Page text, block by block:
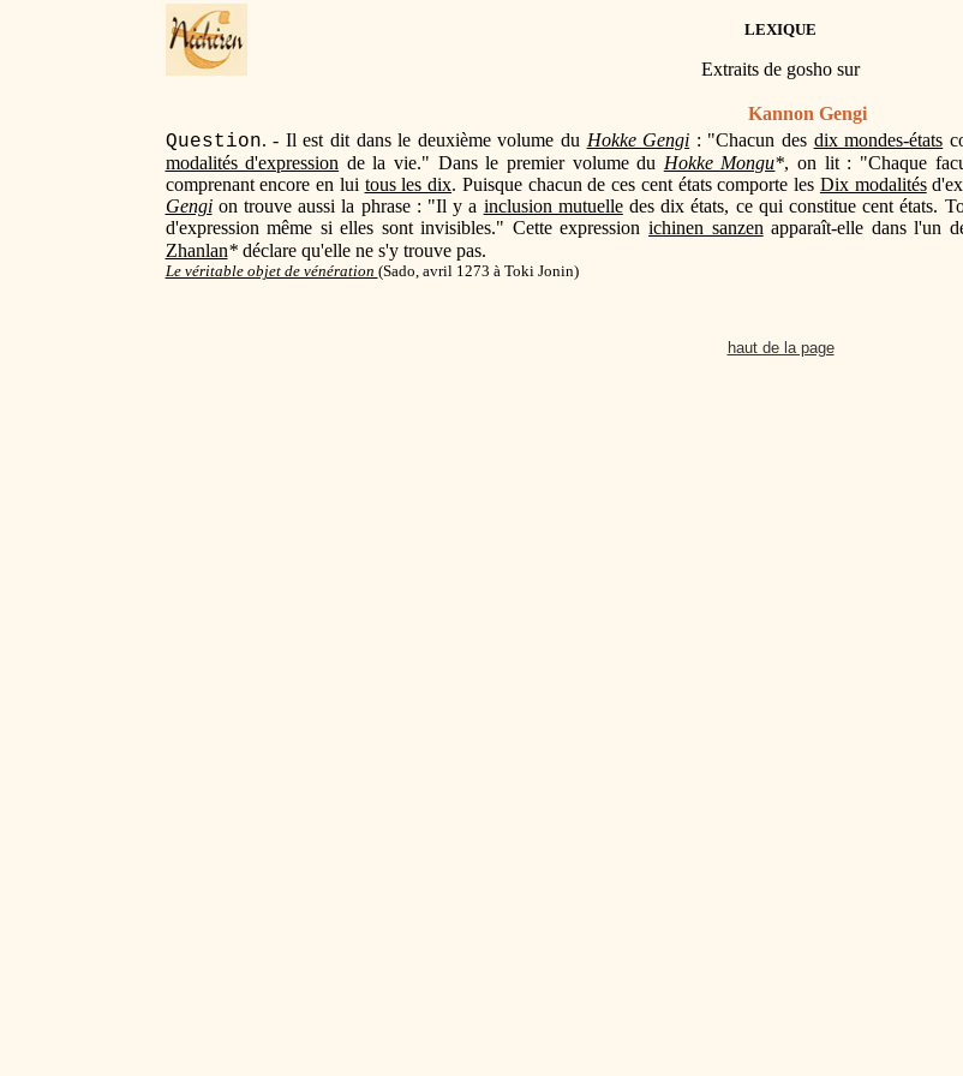
LEXIQUE
Extraits de gosho sur
Kannon Gengi
Question. - Il est dit dans le deuxième volume du Hokke Gengi : "Chacun des dix mondes-états
modalités d'expression de la vie." Dans le premier volume du Hokke Mongu*, on lit : "Chaque
comprenant encore en lui tous les dix. Puisque chacun de ces cent états comporte les Dix modalités
Gengion trouve aussi la phrase : "Il y a inclusion mutuelledes dix états, ce qui constitue cent états.
d'expression même si elles sont invisibles." Cette expressionichinen sanzen apparaît-elle dans l'un
Zhanlan*déclare qu'elle ne s'y trouve pas.
Le véritable objet de vénération (Sado, avril 1273 à Toki Jonin)
haut de la page